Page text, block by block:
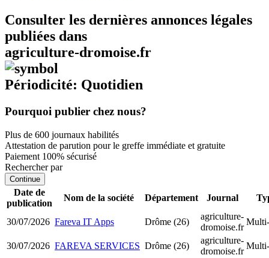
Consulter les dernières annonces légales
publiées dans
agriculture-dromoise.fr
Périodicité: Quotidien
Pourquoi publier chez nous?
Plus de 600 journaux habilités
Attestation de parution pour le greffe immédiate et gratuite
Paiement 100% sécurisé
Rechercher par
Continue
Date de
publication
Nom de la société Département Journal
30/07/2026 Fareva IT Apps Drôme (26)
agriculture-
dromoise.fr
30/07/2026 FAREVA SERVICES Drôme (26)
agriculture-
dromoise.fr